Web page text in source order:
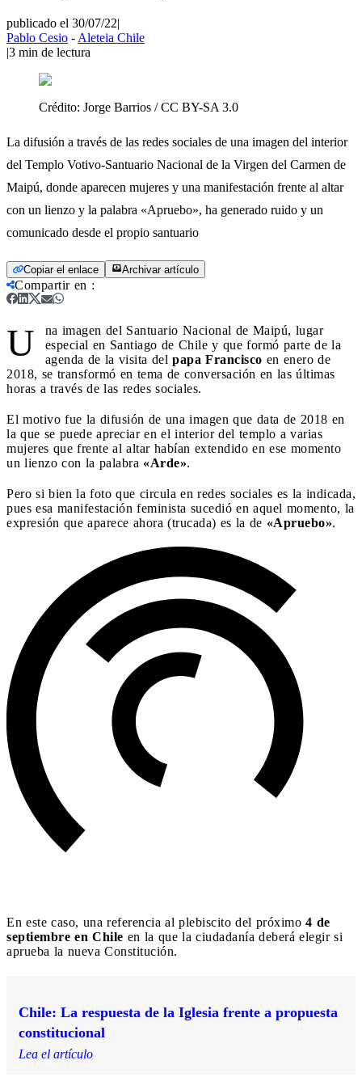
publicado el 30/07/22|
Pablo Cesio - Aleteia Chile
|3 min de lectura
Crédito: Jorge Barrios / CC BY-SA 3.0
La difusión a través de las redes sociales de una imagen del interior
del Templo Votivo-Santuario Nacional de la Virgen del Carmen de
Maipú, donde aparecen mujeres y una manifestación frente al altar
con un lienzo y la palabra «Apruebo», ha generado ruido y un
comunicado desde el propio santuario
Copiar el enlace Archivar artículo
Compartir en :
U
na imagen del Santuario Nacional de Maipú, lugar
especial en Santiago de Chile y que formó parte de la
agenda de la visita del papa Francisco en enero de
2018, se transformó en tema de conversación en las últimas
horas a través de las redes sociales.
El motivo fue la difusión de una imagen que data de 2018 en
la que se puede apreciar en el interior del templo a varias
mujeres que frente al altar habían extendido en ese momento
un lienzo con la palabra «Arde».
Pero si bien la foto que circula en redes sociales es la indicada,
pues esa manifestación feminista sucedió en aquel momento, la
expresión que aparece ahora (trucada) es la de «Apruebo».
En este caso, una referencia al plebiscito del próximo 4 de
septiembre en Chile en la que la ciudadanía deberá elegir si
aprueba la nueva Constitución.
Chile: La respuesta de la Iglesia frente a propuesta
constitucional
Lea el artículo